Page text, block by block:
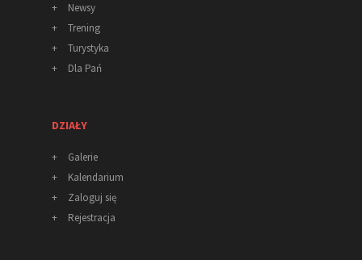
+
Newsy
+
Trening
+
Turystyka
+
Dla Pań
DZIAŁY
+
Galerie
+
Kalendarium
+
Zaloguj się
+
Rejestracja